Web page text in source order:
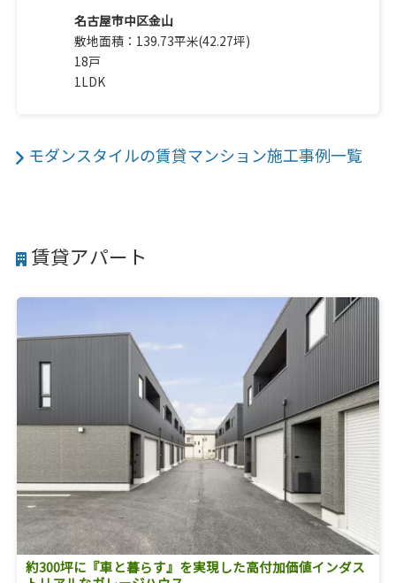
名古屋市中区金山
敷地面積：139.73平米(42.27坪)
18戸
1LDK
モダンスタイルの賃貸マンション施工事例一覧
賃貸アパート
約300坪に『車と暮らす』を実現した高付加価値インダス